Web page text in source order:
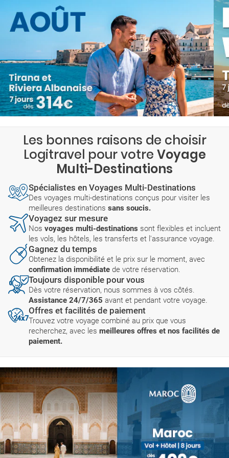
Les bonnes raisons de choisir
Logitravel pour votre Voyage
Multi-Destinations
Spécialistes en Voyages Multi-Destinations
Des voyages multi-destinations conçus pour visiter les
meilleures destinations sans soucis.
Voyagez sur mesure
Nos voyages multi-destinations sont flexibles et incluent
les vols, les hôtels, les transferts et l'assurance voyage.
Gagnez du temps
Obtenez la disponibilité et le prix sur le moment, avec
confirmation immédiate de votre réservation.
Toujours disponible pour vous
Dès votre réservation, nous sommes à vos côtés.
Assistance 24/7/365 avant et pendant votre voyage.
Offres et facilités de paiement
Trouvez votre voyage combiné au prix que vous
recherchez, avec les meilleures offres et nos facilités de
paiement.